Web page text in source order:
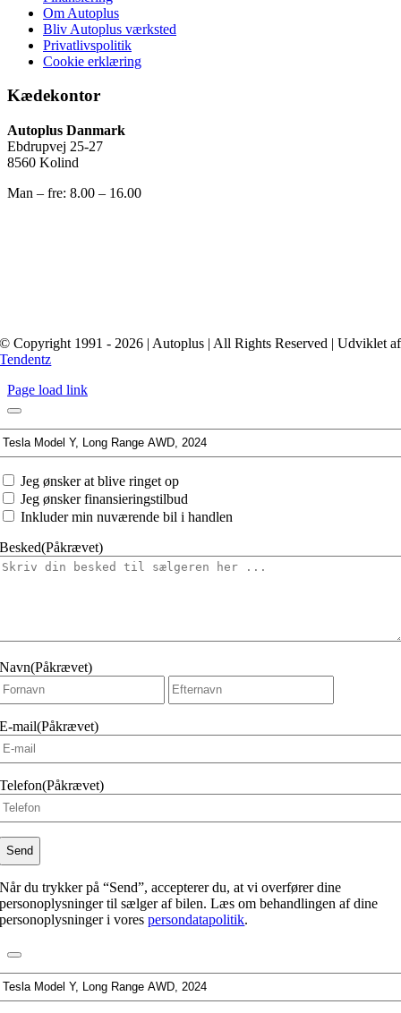
Om Autoplus
Bliv Autoplus værksted
Privatlivspolitik
Cookie erklæring
Kædekontor
Autoplus Danmark
Ebdrupvej 25-27
8560 Kolind
Man – fre: 8.00 – 16.00
© Copyright 1991 - 2026 | Autoplus | All Rights Reserved | Udviklet af
Tendentz
Page load link
Jeg ønsker at blive ringet op
Jeg ønsker finansieringstilbud
Inkluder min nuværende bil i handlen
Besked(Påkrævet)
Navn(Påkrævet)
Fornavn
E-mail(Påkrævet)
Telefon(Påkrævet)
Når du trykker på “Send”, accepterer du, at vi overfører dine
personoplysninger til sælger af bilen. Læs om behandlingen af dine
personoplysninger i vorespersondatapolitik.